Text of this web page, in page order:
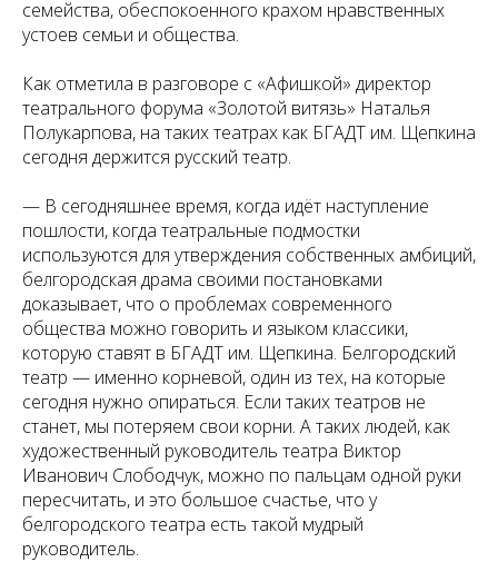
семейства, обеспокоенного крахом нравственных
устоев семьи и общества.
Как отметила в разговоре с «Афишкой» директор
театрального форума «Золотой витязь» Наталья
Полукарпова, на таких театрах как БГАДТ им. Щепкина
сегодня держится русский театр.
— В сегодняшнее время, когда идёт наступление
пошлости, когда театральные подмостки
используются для утверждения собственных амбиций,
белгородская драма своими постановками
доказывает, что о проблемах современного
общества можно говорить и языком классики,
которую ставят в БГАДТ им. Щепкина. Белгородский
театр — именно корневой, один из тех, на которые
сегодня нужно опираться. Если таких театров не
станет, мы потеряем свои корни. А таких людей, как
художественный руководитель театра Виктор
Иванович Слободчук, можно по пальцам одной руки
пересчитать, и это большое счастье, что у
белгородского театра есть такой мудрый
руководитель.